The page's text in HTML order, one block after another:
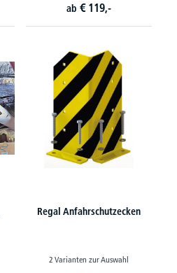
ab € 119,-
Regal Anfahrschutzecken
2 Varianten zur Auswahl